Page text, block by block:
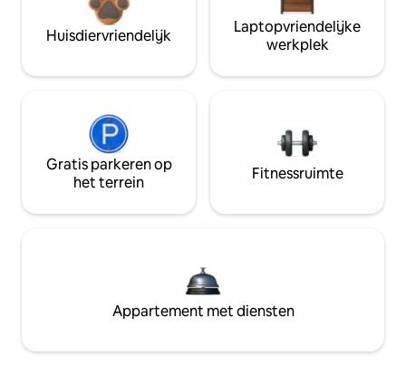
Huisdiervriendelijk
Laptopvriendelijke
werkplek
Gratis parkeren op
het terrein
Fitnessruimte
Appartement met diensten